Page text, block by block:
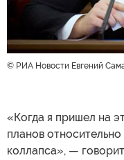
© РИА Новости Евгений
«Когда я пришел на
планов
коллапса», —